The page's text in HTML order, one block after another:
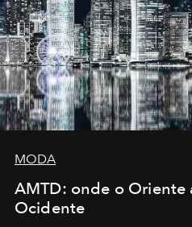
MODA
AMTD: onde o Oriente
Ocidente